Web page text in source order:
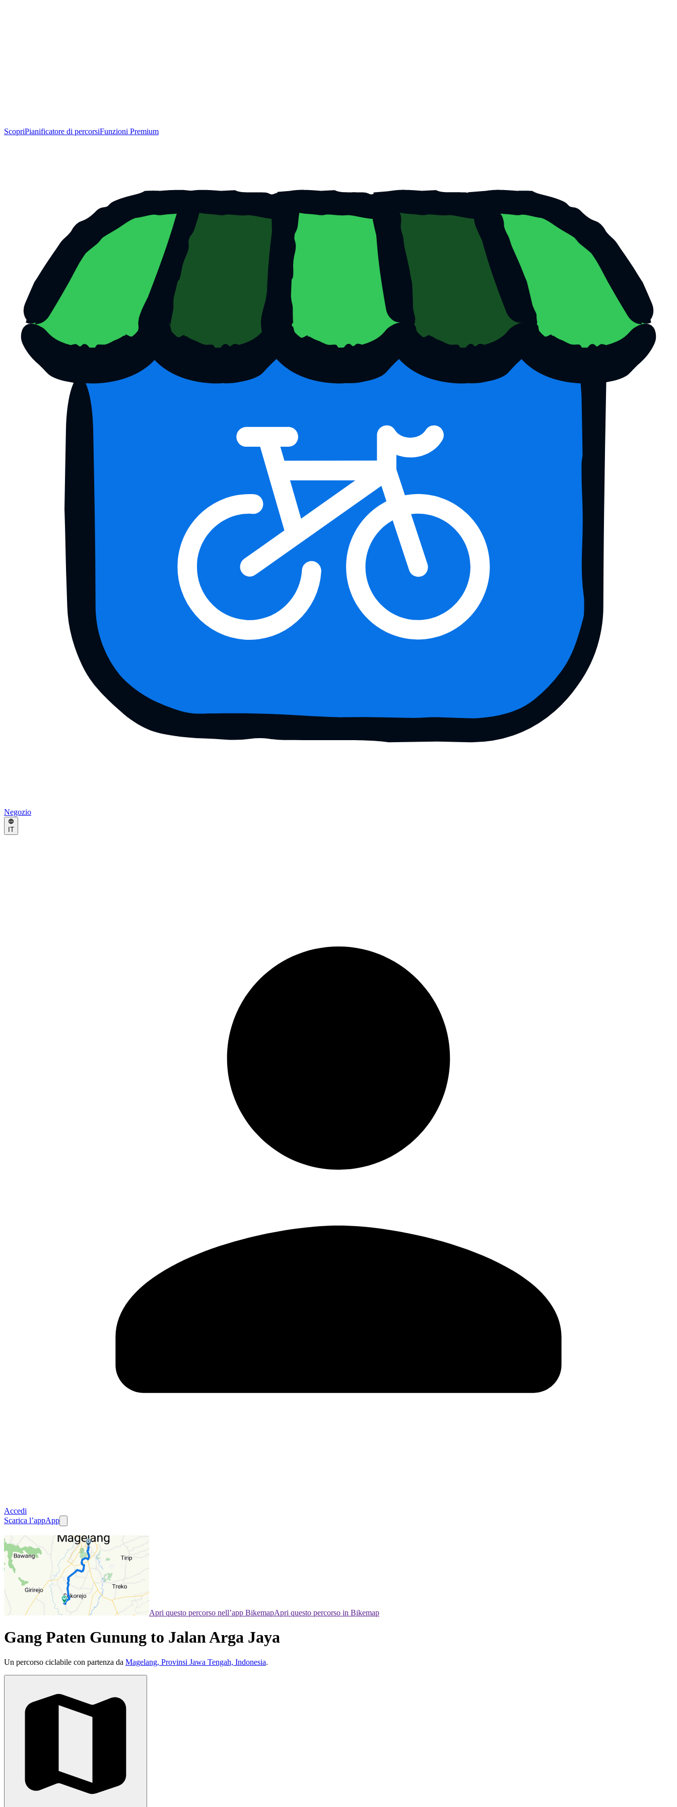
ScopriPianificatore di percorsiFunzioni Premium
Negozio
IT
Accedi
Scarica l’appApp
Apri questo percorso nell’app BikemapApri questo percorso in Bikemap
Gang Paten Gunung to Jalan Arga Jaya
Un percorso ciclabile con partenza da Magelang, Provinsi Jawa Tengah, Indonesia.